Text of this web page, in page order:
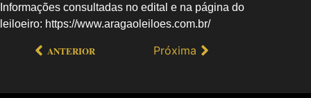
Informações consultadas no edital e na página do
leiloeiro: https://www.aragaoleiloes.com.br/
ANTERIOR Próxima